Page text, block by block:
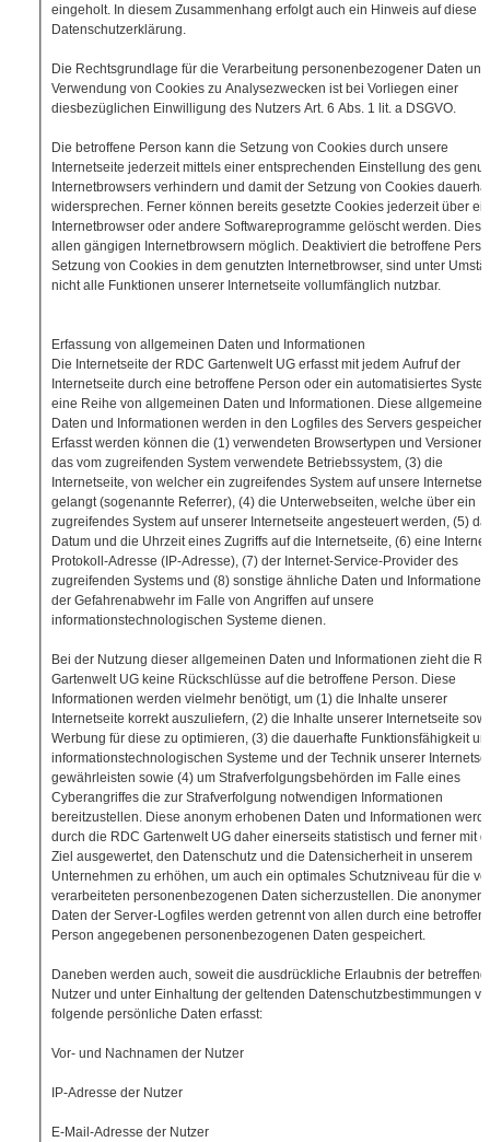
eingeholt. In diesem Zusammenhang erfolgt auch ein Hinweis auf diese
Datenschutzerklärung.
Die Rechtsgrundlage für die Verarbeitung personenbezogener Daten
Verwendung von Cookies zu Analysezwecken ist bei Vorliegen einer
diesbezüglichen Einwilligung des Nutzers Art. 6 Abs. 1 lit. a DSGVO.
Die betroffene Person kann die Setzung von Cookies durch unsere
Internetseite jederzeit mittels einer entsprechenden Einstellung des
Internetbrowsers verhindern und damit der Setzung von Cookies
widersprechen. Ferner können bereits gesetzte Cookies jederzeit über
Internetbrowser oder andere Softwareprogramme gelöscht werden. Dies
allen gängigen Internetbrowsern möglich. Deaktiviert die betroffene
Setzung von Cookies in dem genutzten Internetbrowser, sind unter
nicht alle Funktionen unserer Internetseite vollumfänglich nutzbar.
Erfassung von allgemeinen Daten und Informationen
Die Internetseite der RDC Gartenwelt UG erfasst mit jedem Aufruf der
Internetseite durch eine betroffene Person oder ein automatisiertes
eine Reihe von allgemeinen Daten und Informationen. Diese allgemeinen
Daten und Informationen werden in den Logfiles des Servers gespeichert.
Erfasst werden können die (1) verwendeten Browsertypen und
das vom zugreifenden System verwendete Betriebssystem, (3) die
Internetseite, von welcher ein zugreifendes System auf unsere
gelangt (sogenannte Referrer), (4) die Unterwebseiten, welche über ein
zugreifendes System auf unserer Internetseite angesteuert werden, (5)
Datum und die Uhrzeit eines Zugriffs auf die Internetseite, (6) eine
Protokoll-Adresse (IP-Adresse), (7) der Internet-Service-Provider des
zugreifenden Systems und (8) sonstige ähnliche Daten und
der Gefahrenabwehr im Falle von Angriffen auf unsere
informationstechnologischen Systeme dienen.
Bei der Nutzung dieser allgemeinen Daten und Informationen zieht die
Gartenwelt UG keine Rückschlüsse auf die betroffene Person. Diese
Informationen werden vielmehr benötigt, um (1) die Inhalte unserer
Internetseite korrekt auszuliefern, (2) die Inhalte unserer Internetseite
Werbung für diese zu optimieren, (3) die dauerhafte Funktionsfähigkeit
informationstechnologischen Systeme und der Technik unserer
gewährleisten sowie (4) um Strafverfolgungsbehörden im Falle eines
Cyberangriffes die zur Strafverfolgung notwendigen Informationen
bereitzustellen. Diese anonym erhobenen Daten und Informationen
durch die RDC Gartenwelt UG daher einerseits statistisch und ferner mit
Ziel ausgewertet, den Datenschutz und die Datensicherheit in unserem
Unternehmen zu erhöhen, um auch ein optimales Schutzniveau für die
verarbeiteten personenbezogenen Daten sicherzustellen. Die anonymen
Daten der Server-Logfiles werden getrennt von allen durch eine
Person angegebenen personenbezogenen Daten gespeichert.
Daneben werden auch, soweit die ausdrückliche Erlaubnis der
Nutzer und unter Einhaltung der geltenden Datenschutzbestimmungen
folgende persönliche Daten erfasst:
Vor- und Nachnamen der Nutzer
IP-Adresse der Nutzer
E-Mail-Adresse der Nutzer